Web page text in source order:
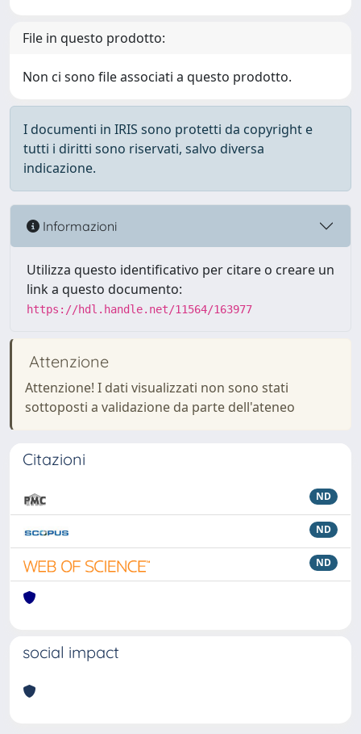
File in questo prodotto:
Non ci sono file associati a questo prodotto.
I documenti in IRIS sono protetti da copyright e
tutti i diritti sono riservati, salvo diversa
indicazione.
Informazioni
Utilizza questo identificativo per citare o creare un
link a questo documento:
https://hdl.handle.net/11564/163977
Attenzione
Attenzione! I dati visualizzati non sono stati
sottoposti a validazione da parte dell'ateneo
Citazioni
ND
ND
ND
social impact